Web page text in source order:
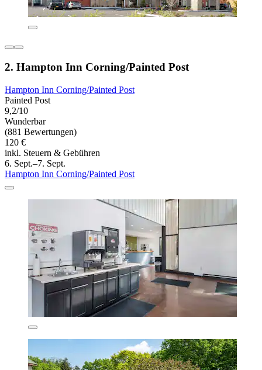
2. Hampton Inn Corning/Painted Post
Hampton Inn Corning/Painted Post
Painted Post
9,2/10
Wunderbar
(881 Bewertungen)
120 €
inkl. Steuern & Gebühren
6. Sept.–7. Sept.
Hampton Inn Corning/Painted Post